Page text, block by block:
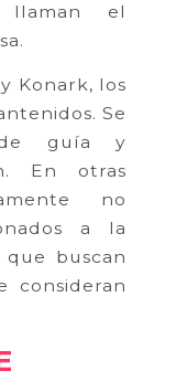
llaman el
Konark, los
Se
de guía y
En otras
no
a la
buscan
consideran